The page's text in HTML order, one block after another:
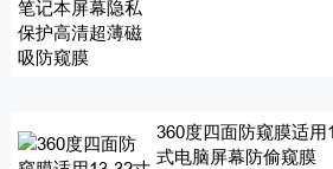
360度四面防窥膜适用
式电脑屏幕防偷窥膜